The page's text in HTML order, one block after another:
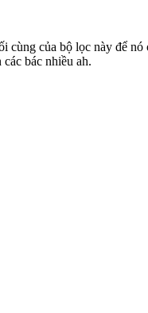
cùng của bộ lọc này để
bác nhiều ah.